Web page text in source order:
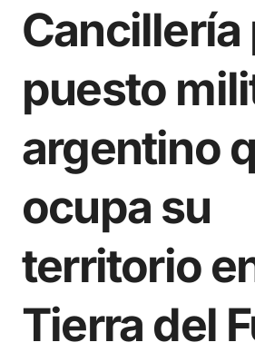
Cancillería
puesto
argentino
ocupa su
territorio
Tierra del